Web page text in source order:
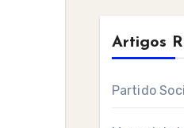
Artigos
Partido